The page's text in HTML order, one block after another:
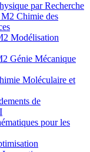
par Recherche
Chimie des
Modélisation
Génie Mécanique
Moléculaire et
de
pour les